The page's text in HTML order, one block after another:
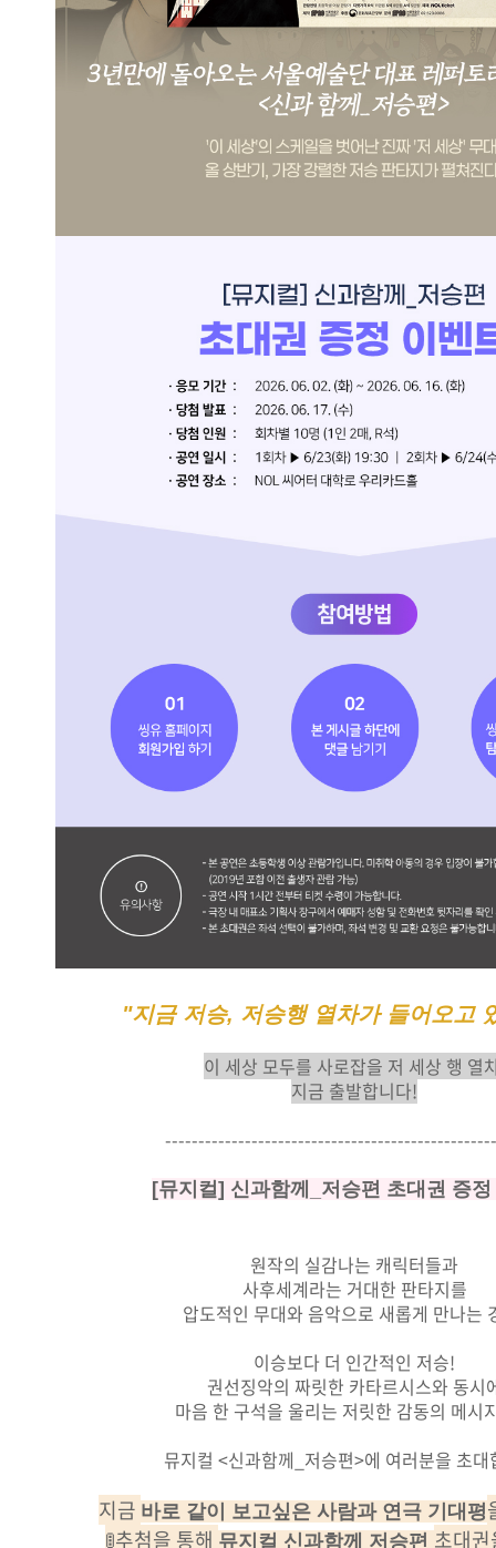
"지금 저승, 저승행 열차가 들어오고
이 세상 모두를 사로잡을 저 세상 행 열
지금 출발합니다!
[뮤지컬] 신과함께_저승편 초대권 증
원작의 실감나는 캐릭터들과
사후세계라는 거대한 판타지를
압도적인 무대와 음악으로 새롭게 만나는
이승보다 더 인간적인 저승!
권선징악의 짜릿한 카타르시스와 동시
마음 한 구석을 울리는 저릿한 감동의 메시
뮤지컬 <신과함께_저승편>에 여러분을 초대
지금 바로 같이 보고싶은 사람과 연극 기대평
🚦추첨을 통해 뮤지컬 신과함께 저승편 초대권